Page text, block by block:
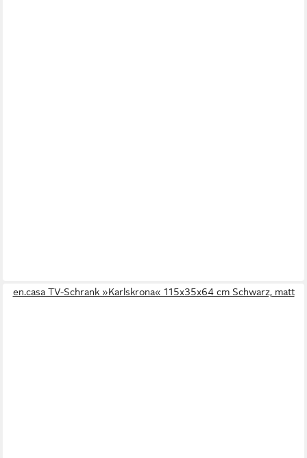
en.casa TV-Schrank »Karlskrona« 115x35x64 cm Schwarz, matt